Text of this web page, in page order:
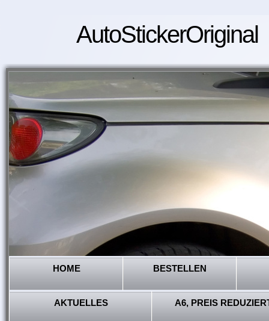
AutoStickerOriginal
HOME BESTELLEN
AKTUELLES A6, PREIS